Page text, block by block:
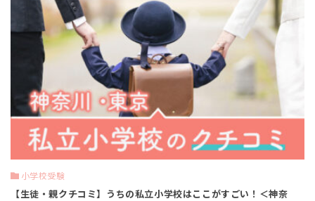
小学校受験
【生徒・親クチコミ】うちの私立小学校はここがすごい！＜神奈